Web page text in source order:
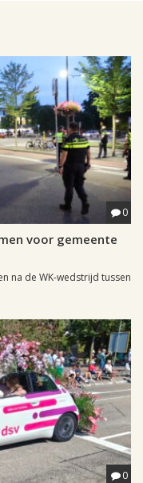
0
voor gemeente
na de WK-wedstrijd tussen
0